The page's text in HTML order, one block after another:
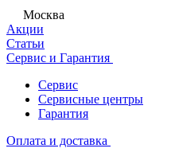
Москва
Акции
Статьи
Сервис и Гарантия
Сервис
Сервисные центры
Гарантия
Оплата и доставка